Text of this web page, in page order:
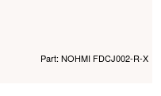
Part: NOHMI FDCJ002-R-X